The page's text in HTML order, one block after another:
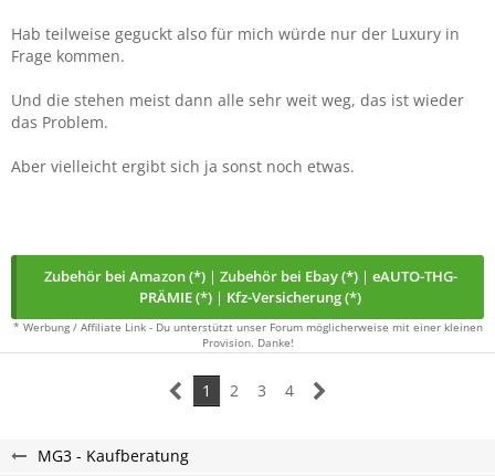
Hab teilweise geguckt also für mich würde nur der Luxury in
Frage kommen.
Und die stehen meist dann alle sehr weit weg, das ist wieder
das Problem.
Aber vielleicht ergibt sich ja sonst noch etwas.
Zubehör bei Amazon (*)| Zubehör bei Ebay (*)| eAUTO-THG-
PRÄMIE (*) | Kfz-Versicherung (*)
* Werbung / Affiliate Link - Du unterstützt unser Forum möglicherweise mit einer kleinen
Provision. Danke!
1 2 3 4
MG3 - Kaufberatung